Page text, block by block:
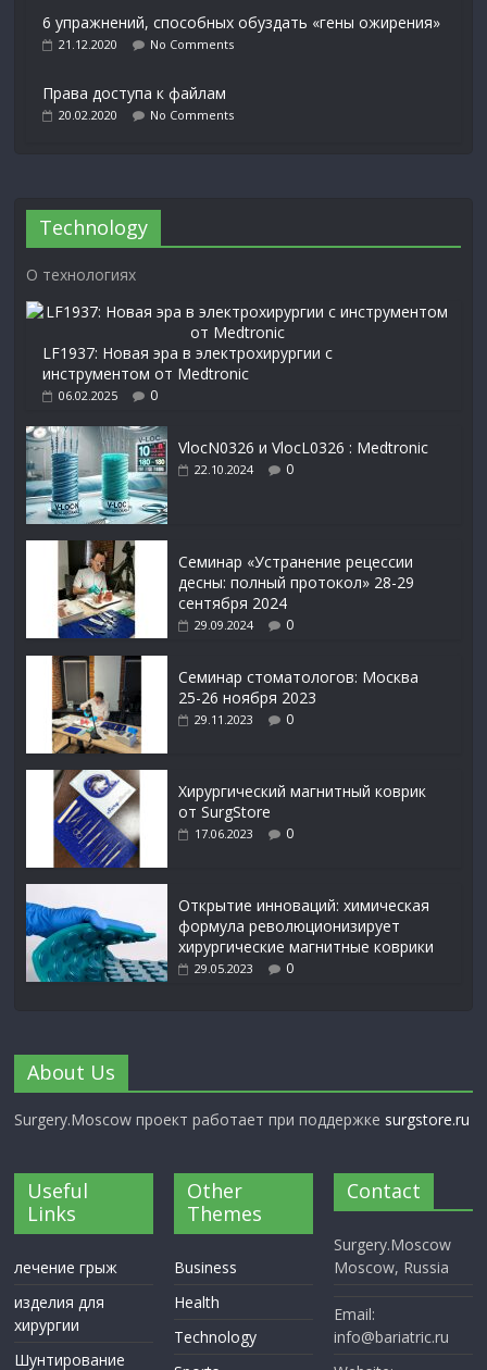
6 упражнений, способных обуздать «гены ожирения»
21.12.2020 No Comments
Права доступа к файлам
20.02.2020 No Comments
Technology
О технологиях
LF1937: Новая эра в электрохирургии с
инструментом от Medtronic
06.02.2025 0
VlocN0326 и VlocL0326 : Medtronic
22.10.2024 0
Семинар «Устранение рецессии
десны: полный протокол» 28-29
сентября 2024
29.09.2024 0
Семинар стоматологов: Москва
25-26 ноября 2023
29.11.2023 0
Xирургический магнитный коврик
от SurgStore
17.06.2023 0
Открытие инноваций: химическая
формула революционизирует
хирургические магнитные коврики
29.05.2023 0
About Us
Surgery.Moscow проект работает при поддержке surgstore.ru
Useful
Links
лечение грыж
изделия для
хирургии
Шунтирование
Other
Themes
Business
Health
Technology
Contact
Surgery.Moscow
Moscow, Russia
Email:
info@bariatric.ru